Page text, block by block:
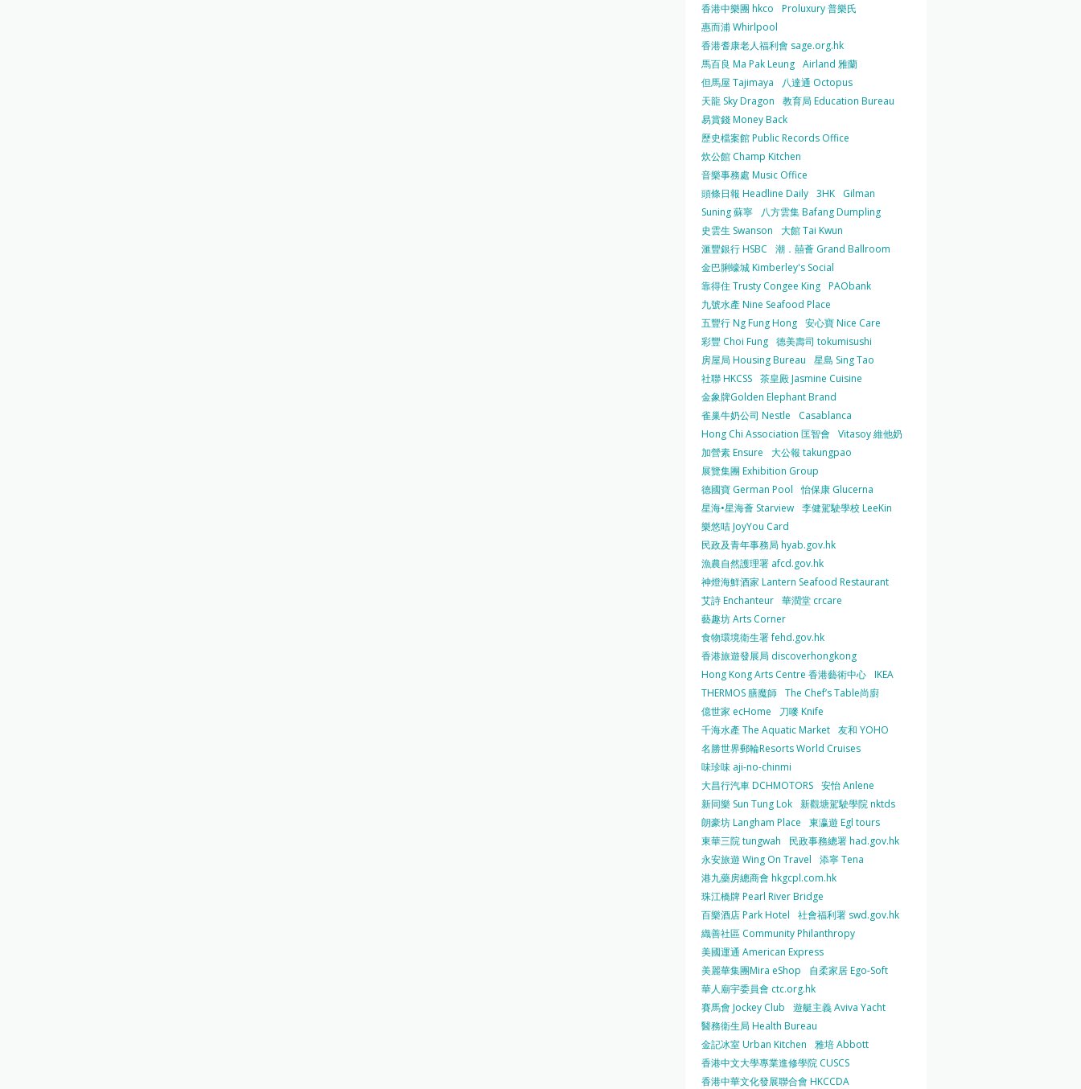
香港中樂團 hkco
Proluxury 普樂氏
惠而浦 Whirlpool
香港耆康老人福利會 sage.org.hk
馬百良 Ma Pak Leung Airland 雅蘭
但馬屋 Tajimaya
八達通 Octopus
天龍 Sky Dragon
教育局 Education Bureau
易賞錢 Money Back
歷史檔案館 Public Records Office
炊公館 Champ Kitchen
音樂事務處 Music Office
頭條日報 Headline Daily 3HK
Gilman
Suning 蘇寧
八方雲集 Bafang Dumpling
史雲生 Swanson
大館 Tai Kwun
滙豐銀行 HSBC
潮．囍薈 Grand Ballroom
金巴脷蠔城 Kimberley's Social
靠得住 Trusty Congee King PAObank
九號水產 Nine Seafood Place
五豐行 Ng Fung Hong 安心寶 Nice Care
彩豐 Choi Fung 德美壽司 tokumisushi
房屋局 Housing Bureau
星島 Sing Tao
社聯 HKCSS 茶皇殿 Jasmine Cuisine
金象牌Golden Elephant Brand
雀巢牛奶公司 Nestle
Casablanca
Hong Chi Association 匡智會
Vitasoy 維他奶
加營素 Ensure
大公報 takungpao
展覽集團 Exhibition Group
德國寶 German Pool
怡保康 Glucerna
星海•星海薈 Starview 李健駕駛學校 LeeKin
樂悠咭 JoyYou Card
民政及青年事務局 hyab.gov.hk
漁農自然護理署 afcd.gov.hk
神燈海鮮酒家 Lantern Seafood Restaurant
艾詩 Enchanteur 華潤堂 crcare
藝趣坊 Arts Corner
食物環境衛生署 fehd.gov.hk
香港旅遊發展局 discoverhongkong
Hong Kong Arts Centre 香港藝術中心 IKEA
THERMOS 膳魔師 The Chef’s Table尚廚
億世家 ecHome
刀嘜 Knife
千海水產 The Aquatic Market 友和 YOHO
名勝世界郵輪Resorts World Cruises
味珍味 aji-no-chinmi
大昌行汽車 DCHMOTORS 安怡 Anlene
新同樂 Sun Tung Lok 新觀塘駕駛學院 nktds
朗豪坊 Langham Place
東瀛遊 Egl tours
東華三院 tungwah
民政事務總署 had.gov.hk
永安旅遊 Wing On Travel
添寧 Tena
港九藥房總商會 hkgcpl.com.hk
珠江橋牌 Pearl River Bridge
百樂酒店 Park Hotel
社會福利署 swd.gov.hk
織善社區 Community Philanthropy
美國運通 American Express
美麗華集團Mira eShop
自柔家居 Ego-Soft
華人廟宇委員會 ctc.org.hk
賽馬會 Jockey Club
遊艇主義 Aviva Yacht
醫務衛生局 Health Bureau
金記冰室 Urban Kitchen
雅培 Abbott
香港中文大學專業進修學院 CUSCS
香港中華文化發展聯合會 HKCCDA